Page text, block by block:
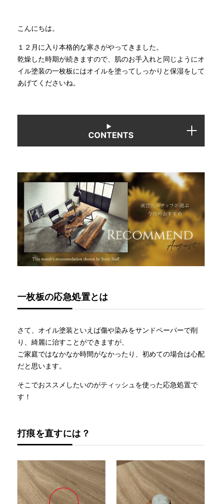
新入荷情報
納品事例
MOKUBA CHANNEL
お問い合わせ
こんにちは。
１２月に入り本格的な寒さがやってきました。
乾燥した時期が続きますので、肌のお手入れと同じようにオ
イル塗装の一枚板にはオイルを塗ってしっかりと保湿をして
あげてくださいね。
CONTENTS
一枚板の応急処置とは
さて、オイル塗装といえば傷や染みをサンドペーパーで削
り、綺麗に治すことができますが、
ご家庭ではなかなか時間がなかったり、初めての場合は心配
だと思います。
そこでおススメしたいのがティッシュを使った応急処置で
す！
打痕を直すには？